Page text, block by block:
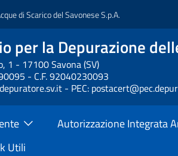
di Scarico del Savonese S.p.A.
per la Depurazione
1 - 17100 Savona (SV)
- C.F. 92040230093
- PEC:
Autorizzazione Integrata
Utili